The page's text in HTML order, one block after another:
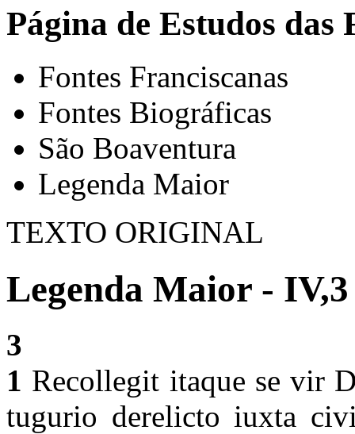
Página de Estudos das
Fontes Franciscanas
Fontes Biográficas
São Boaventura
Legenda Maior
TEXTO ORIGINAL
Legenda Maior - IV,3
3
1 Recollegit itaque se vir
tugurio derelicto iuxta